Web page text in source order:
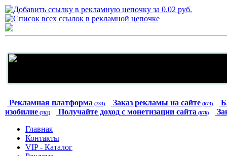
Рекламная платформа (733) Заказ рекламы на сайте (673)
изобилие (762) Получайте доход с монетизации сайта (676)
Главная
Контакты
VIP - Каталог